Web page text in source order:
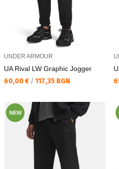
UNDER ARMOUR
UA Rival LW Graphic Jogger
Текуща цена:
60,00 € / 117,35 BGN
NEW